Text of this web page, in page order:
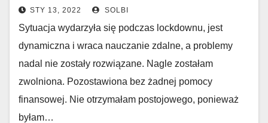
STY 13, 2022 SOLBI
Sytuacja wydarzyła się podczas lockdownu, jest
dynamiczna i wraca nauczanie zdalne, a problemy
nadal nie zostały rozwiązane. Nagle zostałam
zwolniona. Pozostawiona bez żadnej pomocy
finansowej. Nie otrzymałam postojowego, ponieważ
byłam…